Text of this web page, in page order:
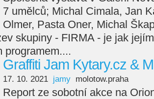
7 umělců; Michal Cimala, Jan
Olmer, Pasta Oner, Michal
skupiny - FIRMA - je jak
programem....
Graffiti Jam Kytary.cz &
17. 10. 2021 jamy molotow.praha
Report ze sobotní akce na